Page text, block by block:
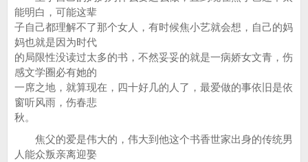
能明白，可能这辈
子自己都理解不了那个女人，有时候焦小艺就会想，自己的妈
妈也就是因为时代
的局限性没读过太多的书，不然妥妥的就是一病娇女文青，伤
感文学圈必有她的
一席之地，就算现在，四十好几的人了，最爱做的事依旧是依
窗听风雨，伤春悲
秋。
焦父的爱是伟大的，伟大到他这个书香世家出身的传统男
人能众叛亲离迎娶